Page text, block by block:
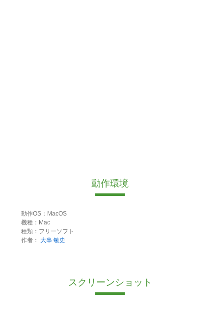
動作環境
動作OS：MacOS
機種：Mac
種類：フリーソフト
作者： 大串 敏史
スクリーンショット